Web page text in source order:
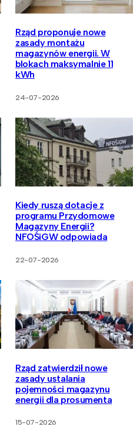
Rząd proponuje nowe
zasady montażu
magazynów energii. W
blokach maksymalnie 11
kWh
24-07-2026
Kiedy ruszą dotacje z
programu Przydomowe
Magazyny Energii?
NFOŚiGW odpowiada
22-07-2026
Rząd zatwierdził nowe
zasady ustalania
pojemności magazynu
energii dla prosumenta
15-07-2026